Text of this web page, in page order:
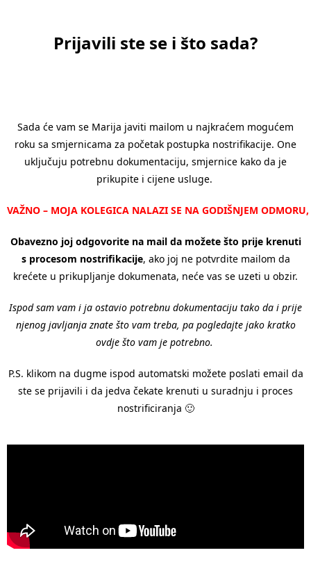
Prijavili ste se i što sada?
Sada će vam se Marija javiti mailom u najkraćem mogućem
roku sa smjernicama za početak postupka nostrifikacije. One
uključuju potrebnu dokumentaciju, smjernice kako da je
prikupite i cijene usluge.
VAŽNO – MOJA KOLEGICA NALAZI SE NA GODIŠNJEM
Obavezno joj odgovorite na mail da možete što prije krenuti
s procesom nostrifikacije, ako joj ne potvrdite mailom da
krećete u prikupljanje dokumenata, neće vas se uzeti u obzir.
Ispod sam vam i ja ostavio potrebnu dokumentaciju tako da i prije
njenog javljanja znate što vam treba, pa pogledajte jako kratko
ovdje što vam je potrebno.
P.S. klikom na dugme ispod automatski možete poslati email da
ste se prijavili i da jedva čekate krenuti u suradnju i proces
nostrificiranja 🙂